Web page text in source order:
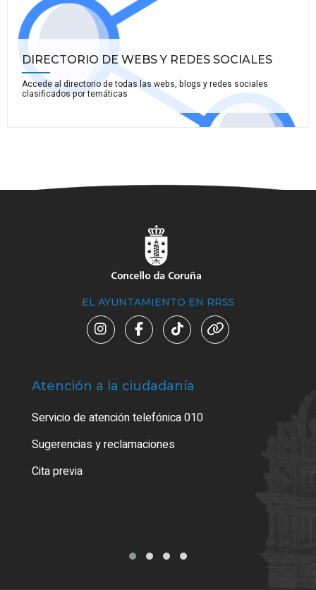
DIRECTORIO DE WEBS Y REDES SOCIALES
Accede al directorio de todas las webs, blogs y redes sociales
clasificados por temáticas
EL AYUNTAMIENTO EN RRSS
Atención a la ciudadanía
Servicio de atención telefónica 010
Sugerencias y reclamaciones
Cita previa